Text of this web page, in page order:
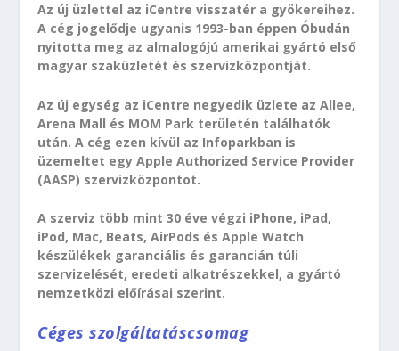
Az új üzlettel az iCentre visszatér a gyökereihez.
A cég jogelődje ugyanis 1993-ban éppen Óbudán
nyitotta meg az almalogójú amerikai gyártó első
magyar szaküzletét és szervizközpontját.
Az új egység az iCentre negyedik üzlete az Allee,
Arena Mall és MOM Park területén találhatók
után. A cég ezen kívül az Infoparkban is
üzemeltet egy Apple Authorized Service Provider
(AASP) szervizközpontot.
A szerviz több mint 30 éve végzi iPhone, iPad,
iPod, Mac, Beats, AirPods és Apple Watch
készülékek garanciális és garancián túli
szervizelését, eredeti alkatrészekkel, a gyártó
nemzetközi előírásai szerint.
Céges szolgáltatáscsomag